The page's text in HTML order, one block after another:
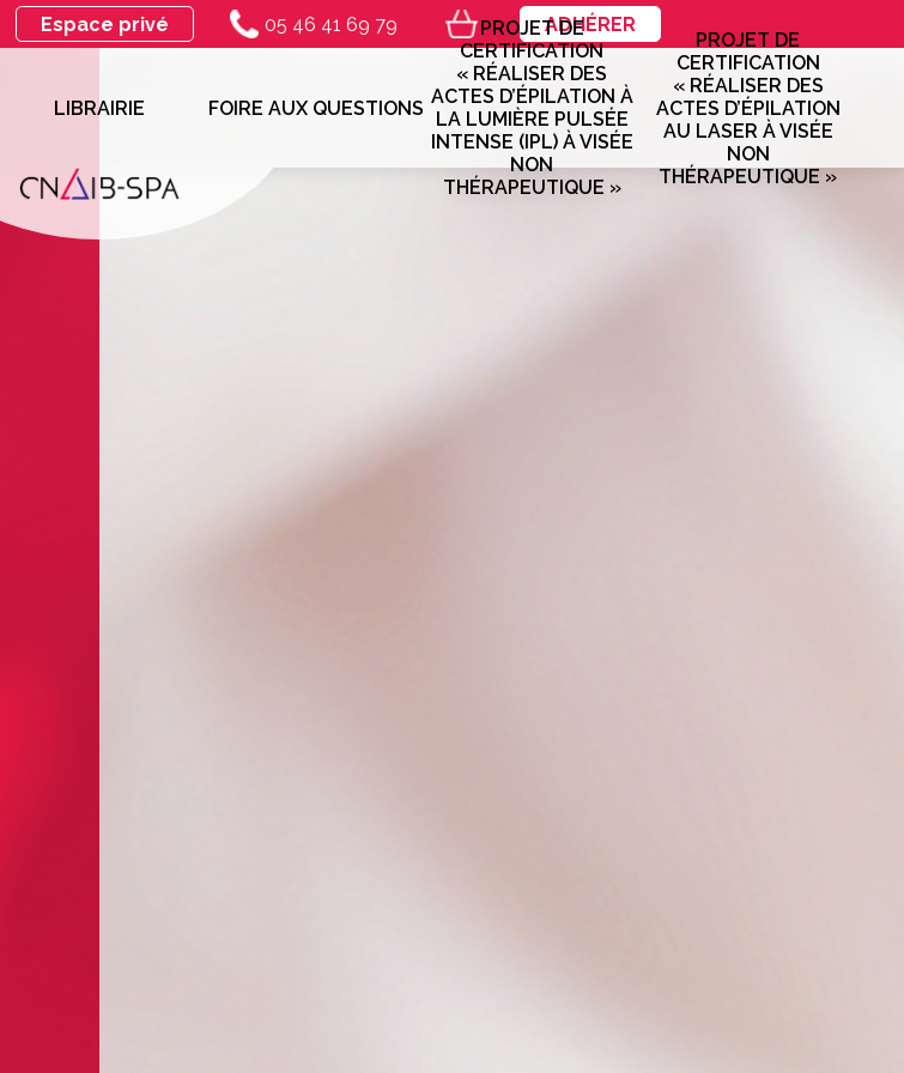
Espace privé 05 46 41 69 79 ADHÉRER
LIBRAIRIE FOIRE AUX QUESTIONS
PROJET DE
CERTIFICATION
« RÉALISER DES
ACTES D’ÉPILATION À
LA LUMIÈRE PULSÉE
INTENSE (IPL) À VISÉE
NON
THÉRAPEUTIQUE »
PROJET DE
CERTIFICATION
« RÉALISER DES
ACTES D’ÉPILATION
AU LASER À VISÉE
NON
THÉRAPEUTIQUE »